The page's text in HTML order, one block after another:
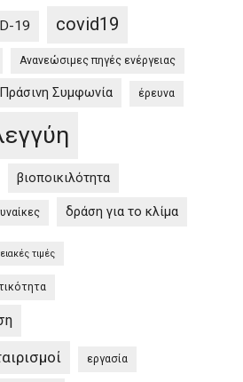
tourism
εκδήλωση
Συμφωνία
στην
και
Ελλάδα
Green
and
Green
19 covid19
Ανανεώσιμες πηγές ενέργειας
Πράσινη Συμφωνία έρευνα
βιοποικιλότητα
δράση για το κλίμα
τιμές
εργασία